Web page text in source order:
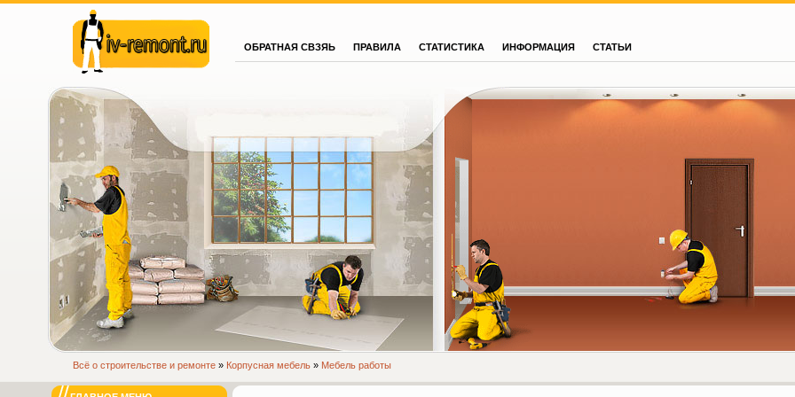
iv-remont.ru
ОБРАТНАЯ СВЗЯЬ ПРАВИЛА СТАТИСТИКА ИНФОРМАЦИЯ СТАТЬИ
www.iv-remont.ru
Всё о строительстве и ремонте» Корпусная мебель» Мебель работы